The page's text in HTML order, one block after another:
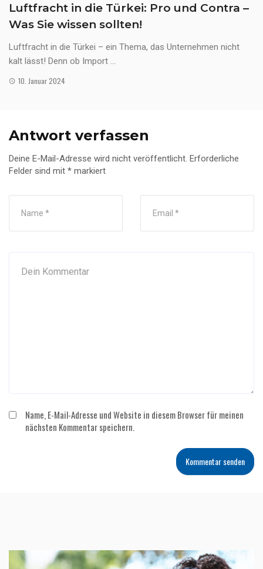
Luftfracht in die Türkei: Pro und Contra –
Was Sie wissen sollten!
Luftfracht in die Türkei – ein Thema, das Unternehmen nicht
kalt lässt! Denn ob Import ...
10. Januar 2024
Antwort verfassen
Deine E-Mail-Adresse wird nicht veröffentlicht. Erforderliche
Felder sind mit * markiert
Name, E-Mail-Adresse und Website in diesem Browser für meinen
nächsten Kommentar speichern.